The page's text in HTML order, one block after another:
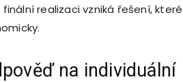
realizaci vzniká řešení, které
na individuální